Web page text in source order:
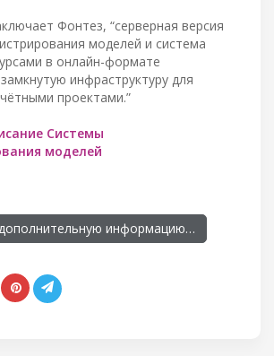
Фонтез, “серверная версия
моделей и система
в онлайн-формате
инфраструктуру для
проектами.”
Системы
моделей
информацию…